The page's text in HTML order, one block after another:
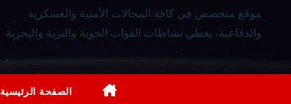
موقع متخصص في كافة المجالات الأمنية والعسكرية
والدفاعية، يغطي نشاطات القوات الجوية والبرية والبحرية
الصفحة الرئيسية